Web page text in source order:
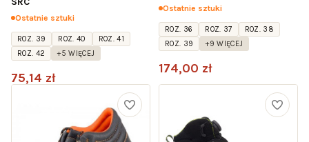
Ostatnie sztuki
ROZ. 39 ROZ. 40
ROZ. 41
ROZ. 42
+5 WIĘCEJ
75,14 zł
Ostatnie sztuki
ROZ. 36 ROZ. 37
ROZ. 38
ROZ. 39
+9 WIĘCEJ
174,00 zł